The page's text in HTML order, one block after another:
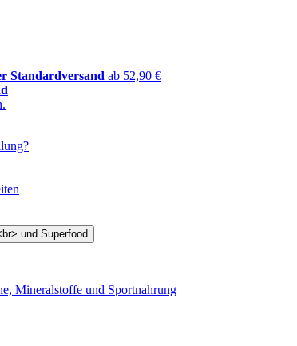
Standardversand ab 52,90 €
Mineralstoffe und Sportnahrung